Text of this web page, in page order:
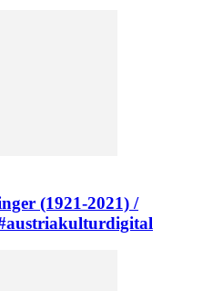
(1921-2021) /